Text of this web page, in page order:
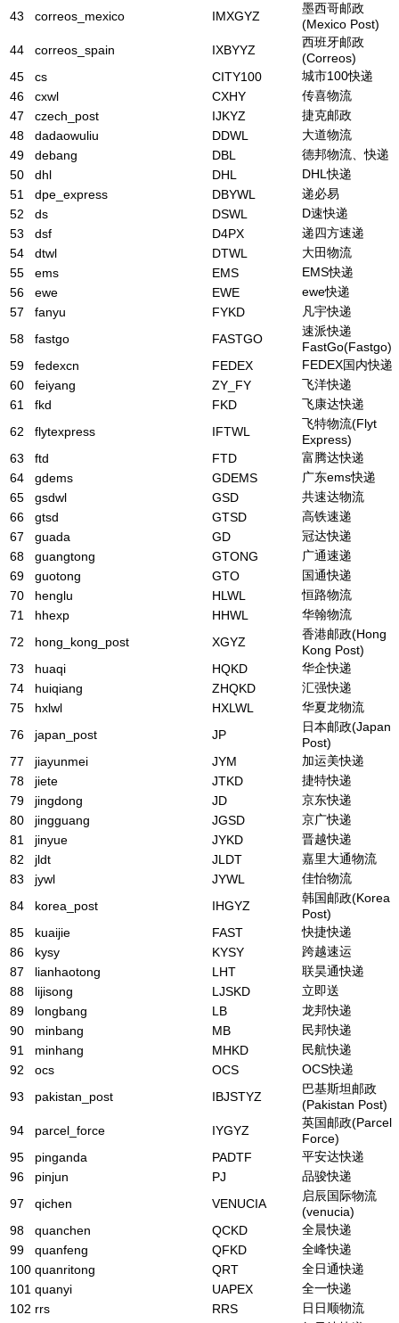
43
correos_mexico IMXGYZ
墨西哥邮政
(Mexico Post)
44
correos_spain IXBYYZ
西班牙邮政
(Correos)
45
cs CITY100
城市100快递
46
cxwl CXHY
传喜物流
47
czech_post IJKYZ
捷克邮政
48
dadaowuliu DDWL
大道物流
49
debang DBL
德邦物流、快递
50
dhl DHL
DHL快递
51
dpe_express DBYWL
递必易
52
ds DSWL
D速快递
53
dsf D4PX
递四方速递
54
dtwl DTWL
大田物流
55
ems EMS
EMS快递
56
ewe EWE
ewe快递
57
fanyu FYKD
凡宇快递
58
fastgo FASTGO
速派快递
FastGo(Fastgo)
59
fedexcn FEDEX
FEDEX国内快递
60
feiyang ZY_FY
飞洋快递
61
fkd FKD
飞康达快递
62
flytexpress IFTWL
飞特物流(Flyt
Express)
63
ftd FTD
富腾达快递
64
gdems GDEMS
广东ems快递
65
gsdwl GSD
共速达物流
66
gtsd GTSD
高铁速递
67
guada GD
冠达快递
68
guangtong GTONG
广通速递
69
guotong GTO
国通快递
70
henglu HLWL
恒路物流
71
hhexp HHWL
华翰物流
72
hong_kong_post XGYZ
香港邮政(Hong
Kong Post)
73
huaqi HQKD
华企快递
74
huiqiang ZHQKD
汇强快递
75
hxlwl HXLWL
华夏龙物流
76
japan_post JP
日本邮政(Japan
Post)
77
jiayunmei JYM
加运美快递
78
jiete JTKD
捷特快递
79
jingdong JD
京东快递
80
jingguang JGSD
京广快递
81
jinyue JYKD
晋越快递
82
jldt JLDT
嘉里大通物流
83
jywl JYWL
佳怡物流
84
korea_post IHGYZ
韩国邮政(Korea
Post)
85
kuaijie FAST
快捷快递
86
kysy KYSY
跨越速运
87
lianhaotong LHT
联昊通快递
88
lijisong LJSKD
立即送
89
longbang LB
龙邦快递
90
minbang MB
民邦快递
91
minhang MHKD
民航快递
92
ocs OCS
OCS快递
93
pakistan_post IBJSTYZ
巴基斯坦邮政
(Pakistan Post)
94
parcel_force IYGYZ
英国邮政(Parcel
Force)
95
pinganda PADTF
平安达快递
96
pinjun PJ
品骏快递
97
qichen VENUCIA
启辰国际物流
(venucia)
98
quanchen QCKD
全晨快递
99
quanfeng QFKD
全峰快递
100 quanritong QRT
全日通快递
101 quanyi UAPEX
全一快递
102 rrs RRS
日日顺物流